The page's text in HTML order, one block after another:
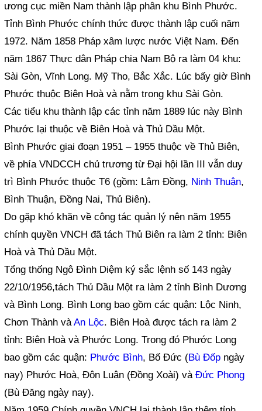
ương cục miền Nam thành lập phân khu Bình Phước.
Tỉnh Bình Phước chính thức được thành lập cuối năm
1972. Năm 1858 Pháp xâm lược nước Việt Nam. Đến
năm 1867 Thực dân Pháp chia Nam Bộ ra làm 04 khu:
Sài Gòn, Vĩnh Long. Mỹ Tho, Bắc Xắc. Lúc bấy giờ Bình
Phước thuộc Biên Hoà và nằm trong khu Sài Gòn.
Các tiểu khu thành lập các tỉnh năm 1889 lúc này Bình
Phước lại thuộc về Biên Hoà và Thủ Dầu Một.
Bình Phước giai đoạn 1951 – 1955 thuộc về Thủ Biên,
về phía VNDCCH chủ trương từ Đại hội lần III vẫn duy
trì Bình Phước thuộc T6 (gồm: Lâm Đồng, Ninh Thuận,
Bình Thuận, Đồng Nai, Thủ Biên).
Do gặp khó khăn về công tác quản lý nên năm 1955
chính quyền VNCH đã tách Thủ Biên ra làm 2 tỉnh: Biên
Hoà và Thủ Dầu Một.
Tổng thống Ngô Đình Diệm ký sắc lệnh số 143 ngày
22/10/1956,tách Thủ Dầu Một ra làm 2 tỉnh Bình Dương
và Bình Long. Bình Long bao gồm các quận: Lộc Ninh,
Chơn Thành vàAn Lộc. Biên Hoà được tách ra làm 2
tỉnh: Biên Hoà và Phước Long. Trong đó Phước Long
bao gồm các quận: Phước Bình, Bố Đức (Bù Đốp ngày
nay) Phước Hoà, Đôn Luân (Đồng Xoài) vàĐức Phong
(Bù Đăng ngày nay).